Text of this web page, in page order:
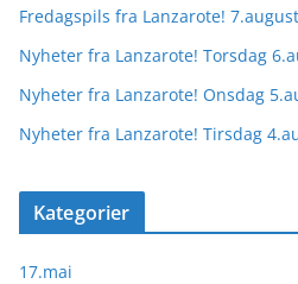
Fredagspils fra Lanzarote!
Nyheter fra Lanzarote! Torsdag
Nyheter fra Lanzarote! Onsdag
Nyheter fra Lanzarote! Tirsdag
Kategorier
17.mai